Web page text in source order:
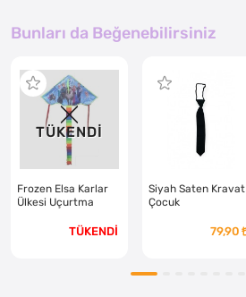
Bunları da Beğenebilirsiniz
TÜKENDİ
Frozen Elsa Karlar
Ülkesi Uçurtma
TÜKENDİ
Siyah Saten Kravat
Çocuk
79,90